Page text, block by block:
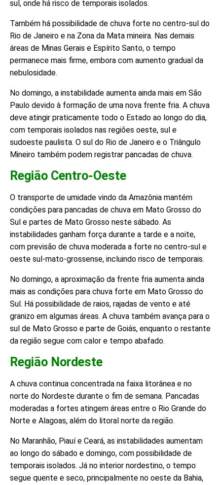
sul, onde há risco de temporais isolados.
Também há possibilidade de chuva forte no centro-sul do
Rio de Janeiro e na Zona da Mata mineira. Nas demais
áreas de Minas Gerais e Espírito Santo, o tempo
permanece mais firme, embora com aumento gradual da
nebulosidade.
No domingo, a instabilidade aumenta ainda mais em São
Paulo devido à formação de uma nova frente fria. A chuva
deve atingir praticamente todo o Estado ao longo do dia,
com temporais isolados nas regiões oeste, sul e
sudoeste paulista. O sul do Rio de Janeiro e o Triângulo
Mineiro também podem registrar pancadas de chuva.
Região Centro-Oeste
O transporte de umidade vindo da Amazônia mantém
condições para pancadas de chuva em Mato Grosso do
Sul e partes de Mato Grosso neste sábado. As
instabilidades ganham força durante a tarde e a noite,
com previsão de chuva moderada a forte no centro-sul e
oeste sul-mato-grossense, incluindo risco de temporais.
No domingo, a aproximação da frente fria aumenta ainda
mais as condições para chuva forte em Mato Grosso do
Sul. Há possibilidade de raios, rajadas de vento e até
granizo em algumas áreas. A chuva também avança para o
sul de Mato Grosso e parte de Goiás, enquanto o restante
da região segue com calor e tempo abafado.
Região Nordeste
A chuva continua concentrada na faixa litorânea e no
norte do Nordeste durante o fim de semana. Pancadas
moderadas a fortes atingem áreas entre o Rio Grande do
Norte e Alagoas, além do litoral norte da região.
No Maranhão, Piauí e Ceará, as instabilidades aumentam
ao longo do sábado e domingo, com possibilidade de
temporais isolados. Já no interior nordestino, o tempo
segue quente e seco, principalmente no oeste da Bahia,